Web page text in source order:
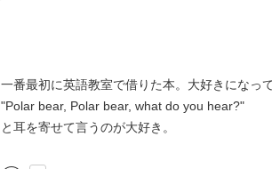
一番最初に英語教室で借りた本。大好きになっ
"Polar bear, Polar bear, what do you hear?"
と耳を寄せて言うのが大好き。